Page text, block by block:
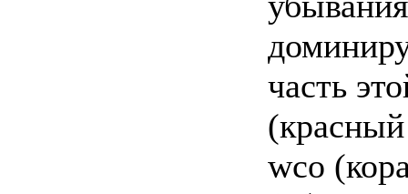
часть
wco